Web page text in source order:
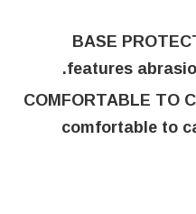
BASE
features
COMFORTABLE TO
comfortable to